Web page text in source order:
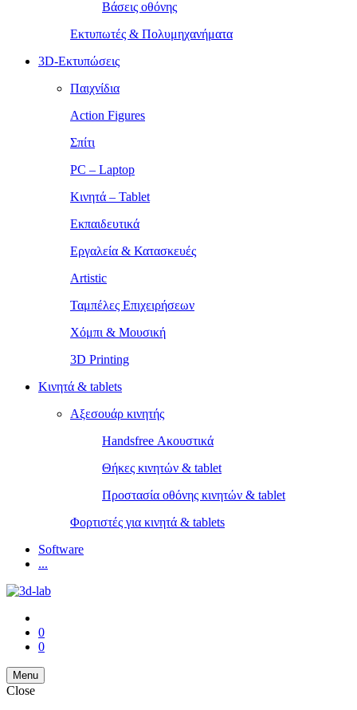
Βάσεις οθόνης
Εκτυπωτές & Πολυμηχανήματα
3D-Εκτυπώσεις
Παιχνίδια
Action Figures
Σπίτι
PC – Laptop
Κινητά – Tablet
Εκπαιδευτικά
Εργαλεία & Κατασκευές
Artistic
Ταμπέλες Επιχειρήσεων
Χόμπι & Μουσική
3D Printing
Κινητά & tablets
Αξεσουάρ κινητής
Handsfree Ακουστικά
Θήκες κινητών & tablet
Προστασία οθόνης κινητών & tablet
Φορτιστές για κινητά & tablets
Software
...
0
0
Menu
Close